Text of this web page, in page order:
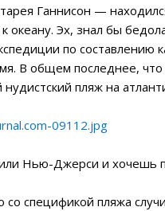
Ганнисон —
океану. Эх, знал бы
по составлению
В общем последнее,
пляж на
Нью-Джерси и хочешь
со спецификой пляжа